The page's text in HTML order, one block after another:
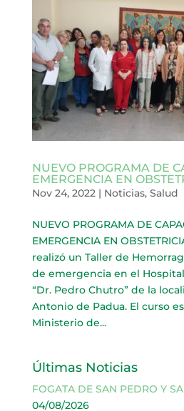
NUEVO PROGRAMA DE
EMERGENCIA EN
Nov 24, 2022| Noticias, Salud
NUEVO PROGRAMA DE
EMERGENCIA EN
realizó un Taller de
de emergencia en el
“Dr. Pedro Chutro” de la
Antonio de Padua. El curso
Ministerio de...
Últimas Noticias
FOGATA DE SAN PEDRO Y
04/08/2026